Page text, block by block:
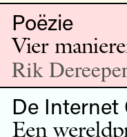
Poëzie
Vier
Rik
De Internet
Een